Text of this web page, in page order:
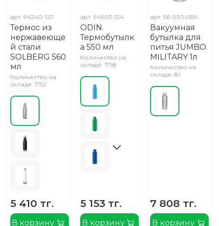
арт. 94240-127
Термос из
нержавеюще
й стали
SOLBERG 560
мл
Количество на
складе: 1752
5 410 тг.
В корзину
арт.94603-124
ODIN.
Термобутылк
а 550 мл
Количество на
складе: 1758
5 153 тг.
В корзину
арт.56-0304599
Вакуумная
бутылка для
питья JUMBO
MILITARY 1л
Количество на
складе: 81
7 808 тг.
В корзину